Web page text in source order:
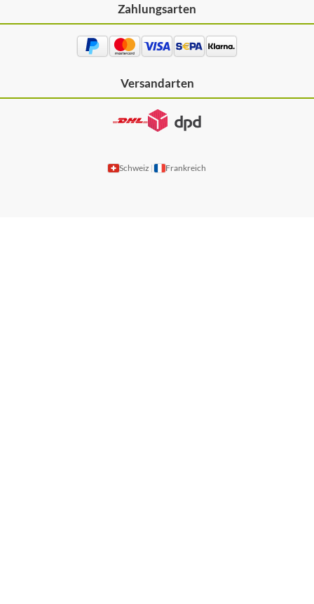
Zahlungsarten
Versandarten
Schweiz Frankreich